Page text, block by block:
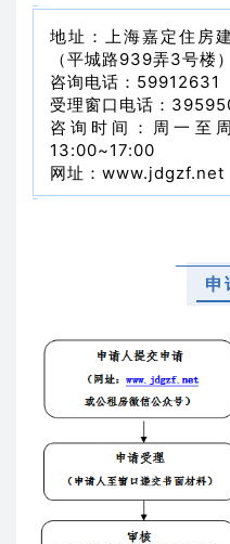
地址： 上海嘉定住房
（平城路939弄3号楼）
咨询电话：59912631
受理窗口电话：
咨询时间：周一至
13:00~17:00
网址：www.jdgzf.net
申